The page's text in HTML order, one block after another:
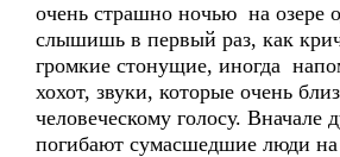
очень страшно ночью на озере
слышишь в первый раз, как
громкие стонущие, иногда
хохот, звуки, которые очень
человеческому голосу. Вначале
погибают сумасшедшие люди на